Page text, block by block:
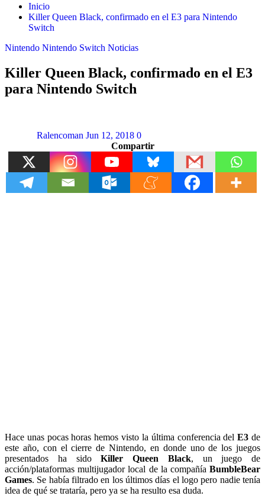
Inicio
Killer Queen Black, confirmado en el E3 para Nintendo
Switch
Nintendo Nintendo Switch Noticias
Killer Queen Black, confirmado en el E3
para Nintendo Switch
Ralencoman Jun 12, 2018 0
Compartir
Hace unas pocas horas hemos visto la última conferencia delE3de
este año, con el cierre de Nintendo, en donde uno de los juegos
presentados ha sidoKiller Queen Black, un juego de
acción/plataformas multijugador local de la compañía BumbleBear
Games. Se había filtrado en los últimos días el logo pero nadie tenía
idea de qué se trataría, pero ya se ha resulto esa duda.